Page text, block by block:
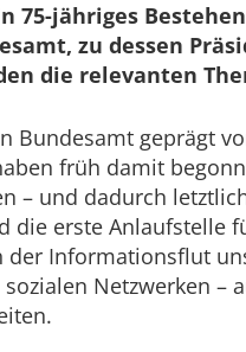
jähriges
zu dessen
die relevanten
Bundesamt geprägt
früh damit
– und dadurch
die erste Anlaufstelle
der Informationsflut
Netzwerken –